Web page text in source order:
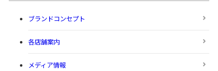
ブランドコンセプト
各店舗案内
メディア情報